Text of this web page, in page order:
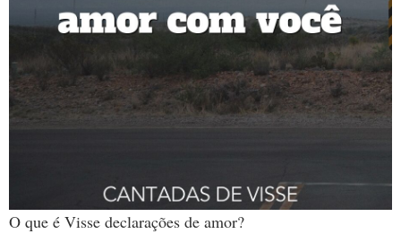
O que é Visse declarações de amor?